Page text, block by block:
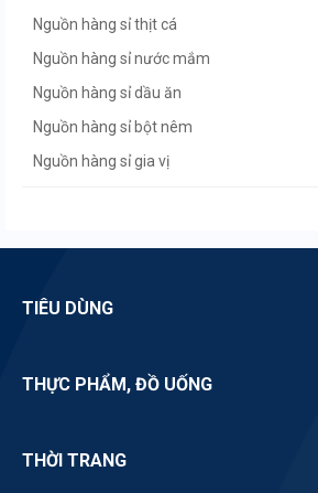
Nguồn hàng sỉ thịt cá
Nguồn hàng sỉ nước mắm
Nguồn hàng sỉ dầu ăn
Nguồn hàng sỉ bột nêm
Nguồn hàng sỉ gia vị
TIÊU DÙNG
THỰC PHẨM, ĐỒ UỐNG
THỜI TRANG